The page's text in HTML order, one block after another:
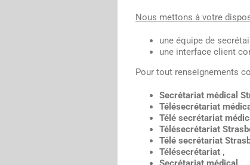
Nous mettons à votre
une équipe de
une interface client
Pour tout renseignements
Secrétariat médical
Télésecrétariat
Télé secrétariat
Télésecrétariat
Télé secrétariat
Télésecrétariat ,